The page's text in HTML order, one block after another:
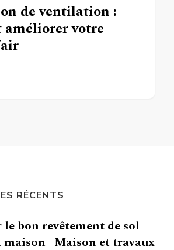
de ventilation :
améliorer votre
RÉCENTS
bon revêtement de sol
maison | Maison et travaux